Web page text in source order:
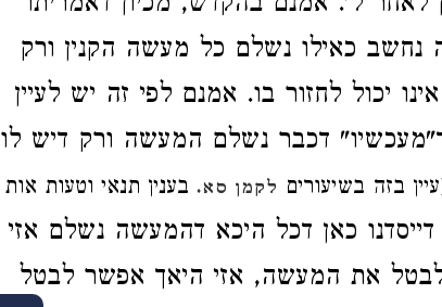
נחשב כאילו נשלם כל מעשה הקנין ורק
יכול לחזור בו. אמנם לפי זה יש לעיין
דכבר נשלם המעשה ורק דיש לו
בזה בשיעורים לקמן סא. בענין תנאי וטעות אות
כאן דכל היכא דהמעשה נשלם אזי
לבטל את המעשה, אזי היאך אפשר לבטל